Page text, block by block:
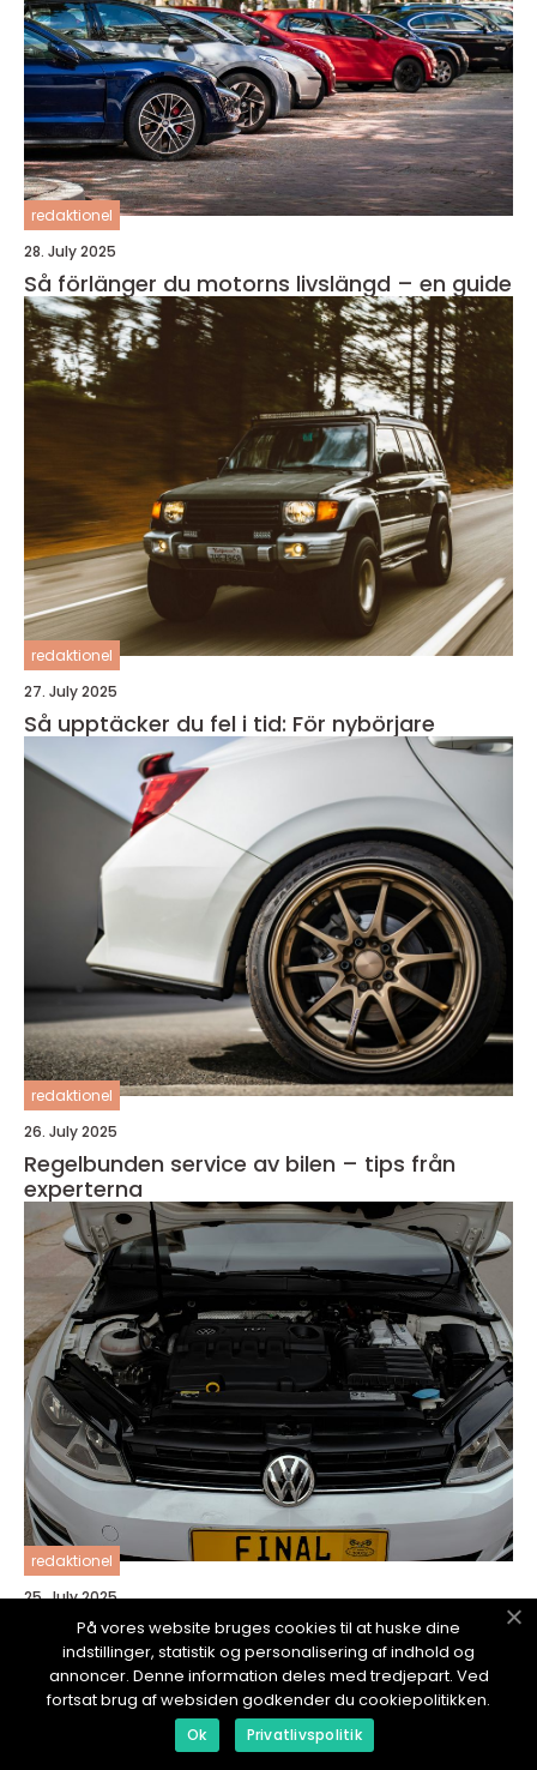
redaktionel
28. July 2025
Så förlänger du motorns livslängd – en guide
redaktionel
27. July 2025
Så upptäcker du fel i tid: För nybörjare
redaktionel
26. July 2025
Regelbunden service av bilen – tips från
experterna
redaktionel
25. July 2025
Så förlänger du motorns livslängd - För
nybörjare
På vores website bruges cookies til at huske dine
indstillinger, statistik og personalisering af indhold og
annoncer. Denne information deles med tredjepart. Ved
fortsat brug af websiden godkender du cookiepolitikken.
Ok Privatlivspolitik